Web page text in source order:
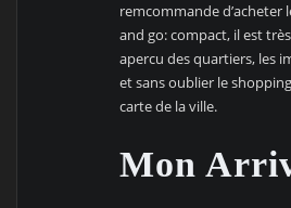
remcommande d’acheter
and go: compact, il est
apercu des quartiers, les
et sans oublier le
carte de la ville.
Mon